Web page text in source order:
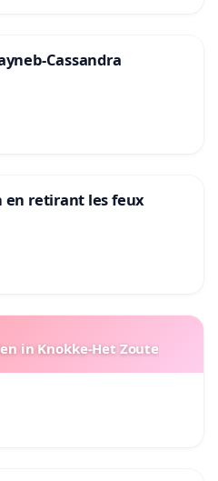
Cassandra
en retirant les feux
in Knokke-Het Zoute